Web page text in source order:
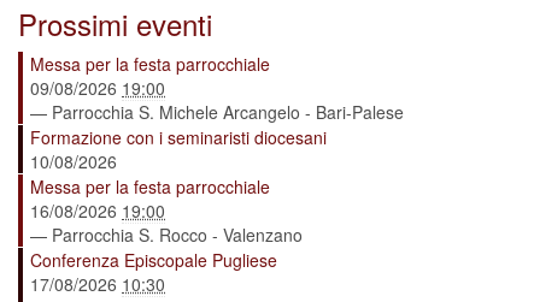
Prossimi eventi
Messa per la festa parrocchiale
09/08/2026 19:00
— Parrocchia S. Michele Arcangelo - Bari-Palese
Formazione con i seminaristi diocesani
10/08/2026
Messa per la festa parrocchiale
16/08/2026 19:00
— Parrocchia S. Rocco - Valenzano
Conferenza Episcopale Pugliese
17/08/2026 10:30